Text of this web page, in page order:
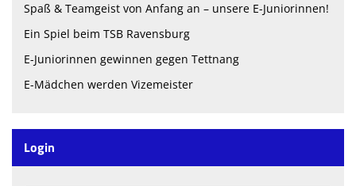
Spielplan
Trainingszeiten
Kontaktformular
Heimspielplan
Spaß & Teamgeist von Anfang an – unsere E-Juniorinnen!
Ein Spiel beim TSB Ravensburg
E-Juniorinnen gewinnen gegen Tettnang
E-Mädchen werden Vizemeister
Login